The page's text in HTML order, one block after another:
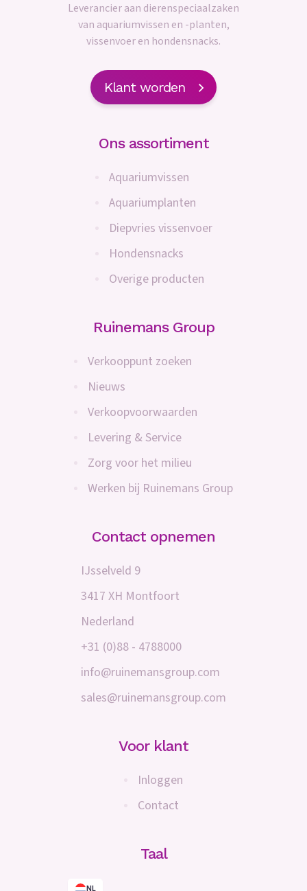
Leverancier aan dierenspeciaalzaken
van aquariumvissen en -planten,
vissenvoer en hondensnacks.
Klant worden
Ons assortiment
Aquariumvissen
Aquariumplanten
Diepvries vissenvoer
Hondensnacks
Overige producten
Ruinemans Group
Verkooppunt zoeken
Nieuws
Verkoopvoorwaarden
Levering & Service
Zorg voor het milieu
Werken bij Ruinemans Group
Contact opnemen
IJsselveld 9
3417 XH Montfoort
Nederland
+31 (0)88 - 4788000
info@ruinemansgroup.com
sales@ruinemansgroup.com
Voor klant
Inloggen
Contact
Taal